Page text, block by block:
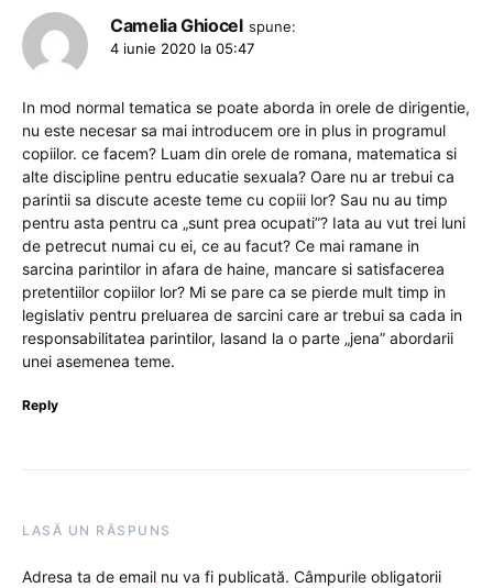
Camelia Ghiocel spune:
4 iunie 2020 la 05:47
In mod normal tematica se poate aborda in orele de dirigentie,
nu este necesar sa mai introducem ore in plus in programul
copiilor. ce facem? Luam din orele de romana, matematica si
alte discipline pentru educatie sexuala? Oare nu ar trebui ca
parintii sa discute aceste teme cu copiii lor? Sau nu au timp
pentru asta pentru ca „sunt prea ocupati”? Iata au vut trei luni
de petrecut numai cu ei, ce au facut? Ce mai ramane in
sarcina parintilor in afara de haine, mancare si satisfacerea
pretentiilor copiilor lor? Mi se pare ca se pierde mult timp in
legislativ pentru preluarea de sarcini care ar trebui sa cada in
responsabilitatea parintilor, lasand la o parte „jena” abordarii
unei asemenea teme.
Reply
LASĂ UN RĂSPUNS
Adresa ta de email nu va fi publicată. Câmpurile obligatorii